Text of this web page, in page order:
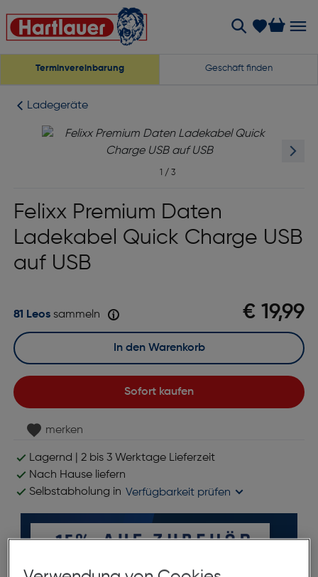
Terminvereinbarung Geschäft finden
Ladegeräte
1 / 3
Felixx Premium Daten
Ladekabel Quick Charge USB
auf USB
€ 19,99
81 Leossammeln
Sofort kaufen
In den Warenkorb
merken
Lagernd | 2 bis 3 Werktage Lieferzeit
Nach Hause liefern
Selbstabholung in Verfügbarkeit prüfen